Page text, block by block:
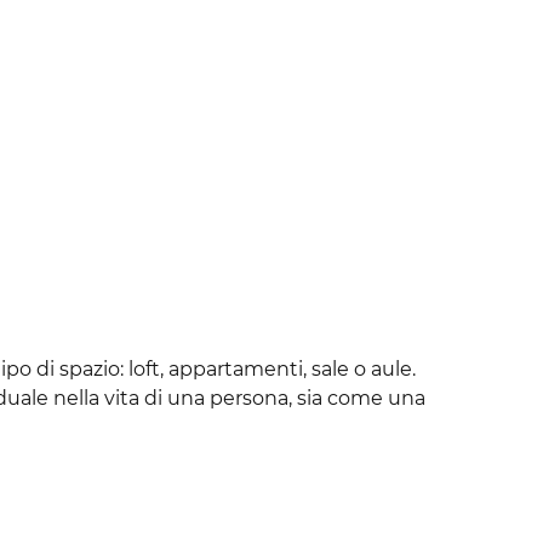
di spazio: loft, appartamenti, sale o aule.
nella vita di una persona, sia come una